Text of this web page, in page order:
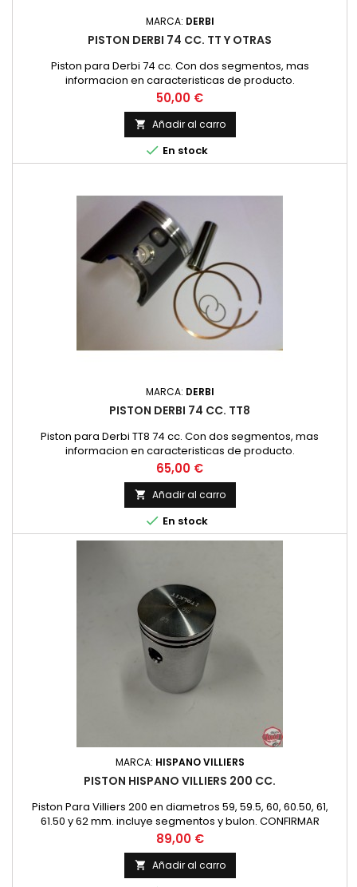
MARCA: DERBI
PISTON DERBI 74 CC. TT Y OTRAS
Piston para Derbi 74 cc. Con dos segmentos, mas
informacion en caracteristicas de producto.
Precio
50,00 €
 Añadir al carro
 En stock
MARCA: DERBI
PISTON DERBI 74 CC. TT8
Piston para Derbi TT8 74 cc. Con dos segmentos, mas
informacion en caracteristicas de producto.
Precio
65,00 €
 Añadir al carro
 En stock
MARCA: HISPANO VILLIERS
PISTON HISPANO VILLIERS 200 CC.
Piston Para Villiers 200 en diametros 59, 59.5, 60, 60.50, 61,
61.50 y 62 mm. incluye segmentos y bulon. CONFIRMAR
DISPONIBILIDAD PREVIA
Precio
89,00 €
 Añadir al carro